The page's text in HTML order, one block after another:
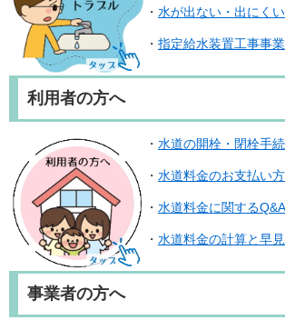
・ 水が出ない・出にく
・ 指定給水装置工事事
利用者の方へ
・ 水道の開栓・閉栓手続
・ 水道料金のお支払い
・ 水道料金に関するQ&A
・ 水道料金の計算と早
事業者の方へ